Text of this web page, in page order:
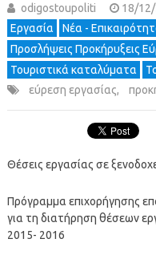
odigostoupoliti
18/
Εργασία
Νέα -
Προσλήψεις Προκήρυξεις
Τουριστικά καταλύματα
εύρεση εργασίας,
Θέσεις εργασίας σε
Πρόγραμμα επιχορήγησης
για τη διατήρηση θέσεων
2015- 2016